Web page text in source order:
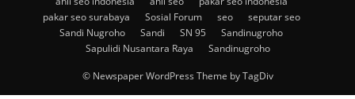
pakar seo surabaya
Sosial Forum seo
seputar seo
Sandi Nugroho
Sandi SN 95
Sandinugroho
Sapulidi Nusantara Raya
Sandinugroho
© Newspaper WordPress Theme by TagDiv